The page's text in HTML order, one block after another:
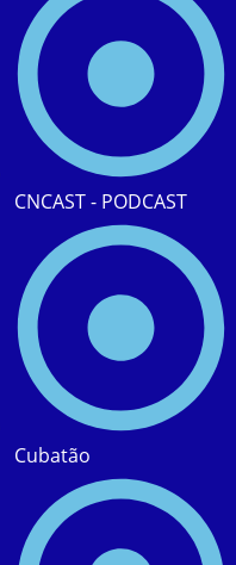
CNCAST - PODCAST
Cubatão